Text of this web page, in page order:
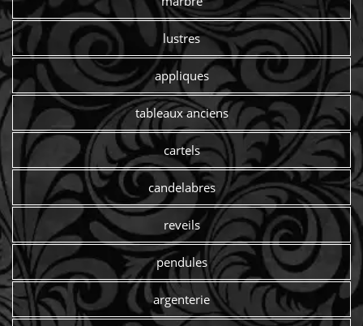
lustres
appliques
tableaux anciens
cartels
candelabres
reveils
pendules
argenterie